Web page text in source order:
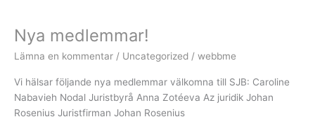
Nya medlemmar!
Lämna en kommentar / Uncategorized / webbme
Vi hälsar följande nya medlemmar välkomna till SJB: Caroline
Nabavieh Nodal Juristbyrå Anna Zotéeva Az juridik Johan
Rosenius Juristfirman Johan Rosenius